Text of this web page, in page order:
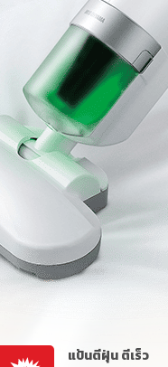
แป้นตีฝุ่น ตีเร็ว